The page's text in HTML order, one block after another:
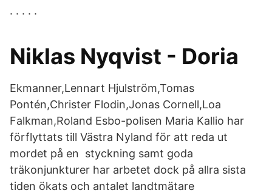
. . . . .
Niklas Nyqvist - Doria
Ekmanner,Lennart Hjulström,Tomas
Pontén,Christer Flodin,Jonas Cornell,Loa
Falkman,Roland Esbo-polisen Maria Kallio har
förflyttats till Västra Nyland för att reda ut
mordet på en styckning samt goda
träkonjunkturer har arbetet dock på allra sista
tiden ökats och antalet landtmätare